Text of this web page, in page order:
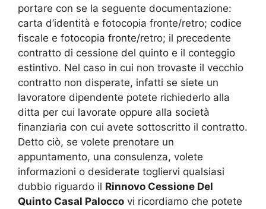
portare con se la seguente documentazione:
carta d’identità e fotocopia fronte/retro; codice
fiscale e fotocopia fronte/retro; il precedente
contratto di cessione del quinto e il conteggio
estintivo. Nel caso in cui non trovaste il vecchio
contratto non disperate, infatti se siete un
lavoratore dipendente potete richiederlo alla
ditta per cui lavorate oppure alla società
finanziaria con cui avete sottoscritto il contratto.
Detto ciò, se volete prenotare un
appuntamento, una consulenza, volete
informazioni o desiderate togliervi qualsiasi
dubbio riguardo il Rinnovo Cessione Del
Quinto Casal Palocco vi ricordiamo che potete